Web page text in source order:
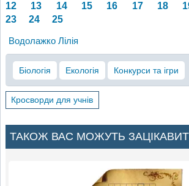
12
13 14 15 16 17 18
23
24 25
Водолажко Лілія
Біологія Екологія Конкурси та ігри
Кросворди для учнів
ТАКОЖ ВАС МОЖУТЬ